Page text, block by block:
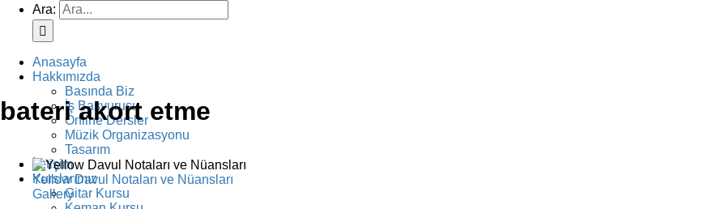
Ara:
Anasayfa
Hakkımızda
Basında Biz
İş Başvurusu
Online Dersler
Müzik Organizasyonu
Tasarım
İletişim
Kurslarımız
Gitar Kursu
bateri akort etme
Yellow Davul Notaları ve Nüansları
Gallery